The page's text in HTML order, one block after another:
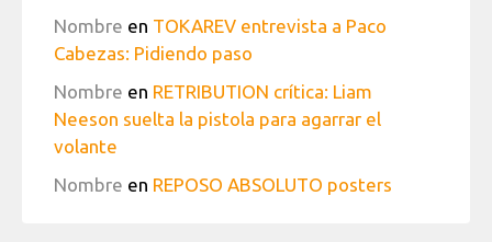
Nombre en TOKAREV entrevista a Paco
Cabezas: Pidiendo paso
Nombre en RETRIBUTION crítica: Liam
Neeson suelta la pistola para agarrar el
volante
Nombre en REPOSO ABSOLUTO posters